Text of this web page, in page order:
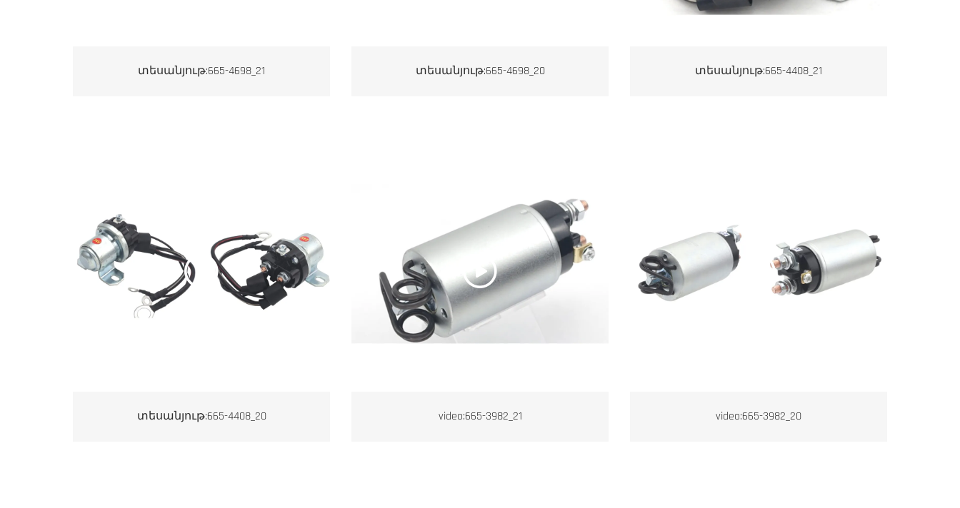
տեսանյութ:665-4698_21 տեսանյութ:665-4698_20 տեսանյութ:665-4408_21
տեսանյութ:665-4408_20 video:665-3982_21 video:665-3982_20